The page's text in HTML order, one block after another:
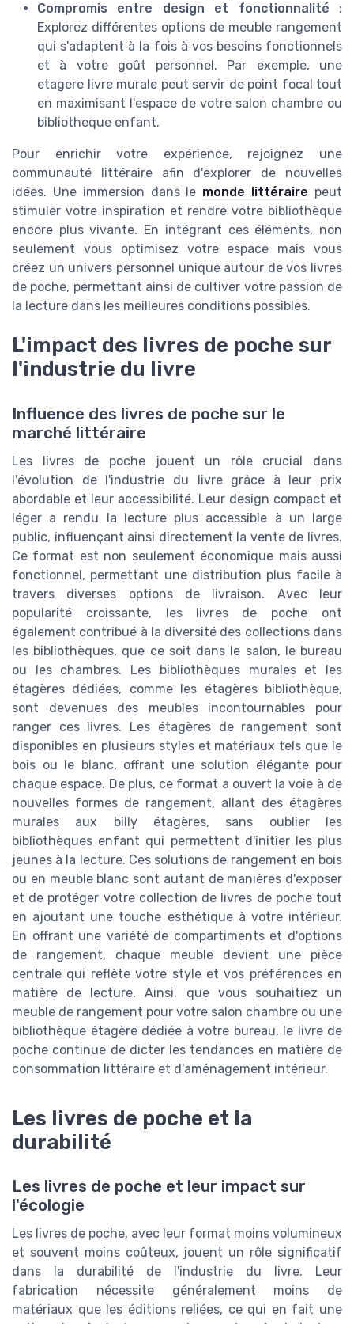
Compromis entre design et fonctionnalité :
Explorez différentes options de meuble rangement
qui s'adaptent à la fois à vos besoins fonctionnels
et à votre goût personnel. Par exemple, une
etagere livre murale peut servir de point focal tout
en maximisant l'espace de votre salon chambre ou
bibliotheque enfant.
Pour enrichir votre expérience, rejoignez une
communauté littéraire afin d'explorer de nouvelles
idées. Une immersion dans le monde littéraire peut
stimuler votre inspiration et rendre votre bibliothèque
encore plus vivante. En intégrant ces éléments, non
seulement vous optimisez votre espace mais vous
créez un univers personnel unique autour de vos livres
de poche, permettant ainsi de cultiver votre passion de
la lecture dans les meilleures conditions possibles.
L'impact des livres de poche sur
l'industrie du livre
Influence des livres de poche sur le
marché littéraire
Les livres de poche jouent un rôle crucial dans
l'évolution de l'industrie du livre grâce à leur prix
abordable et leur accessibilité. Leur design compact et
léger a rendu la lecture plus accessible à un large
public, influençant ainsi directement la vente de livres.
Ce format est non seulement économique mais aussi
fonctionnel, permettant une distribution plus facile à
travers diverses options de livraison. Avec leur
popularité croissante, les livres de poche ont
également contribué à la diversité des collections dans
les bibliothèques, que ce soit dans le salon, le bureau
ou les chambres. Les bibliothèques murales et les
étagères dédiées, comme les étagères bibliothèque,
sont devenues des meubles incontournables pour
ranger ces livres. Les étagères de rangement sont
disponibles en plusieurs styles et matériaux tels que le
bois ou le blanc, offrant une solution élégante pour
chaque espace. De plus, ce format a ouvert la voie à de
nouvelles formes de rangement, allant des étagères
murales aux billy étagères, sans oublier les
bibliothèques enfant qui permettent d'initier les plus
jeunes à la lecture. Ces solutions de rangement en bois
ou en meuble blanc sont autant de manières d'exposer
et de protéger votre collection de livres de poche tout
en ajoutant une touche esthétique à votre intérieur.
En offrant une variété de compartiments et d'options
de rangement, chaque meuble devient une pièce
centrale qui reflète votre style et vos préférences en
matière de lecture. Ainsi, que vous souhaitiez un
meuble de rangement pour votre salon chambre ou une
bibliothèque étagère dédiée à votre bureau, le livre de
poche continue de dicter les tendances en matière de
consommation littéraire et d'aménagement intérieur.
Les livres de poche et la
durabilité
Les livres de poche et leur impact sur
l'écologie
Les livres de poche, avec leur format moins volumineux
et souvent moins coûteux, jouent un rôle significatif
dans la durabilité de l'industrie du livre. Leur
fabrication nécessite généralement moins de
matériaux que les éditions reliées, ce qui en fait une